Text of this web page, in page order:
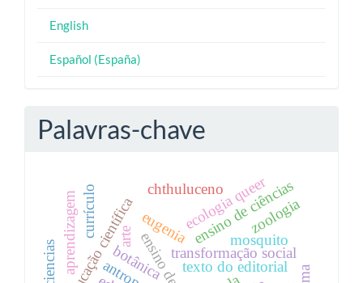
English
Español (España)
Palavras-chave
texto do editorial
eugenia
transformação social
ensino de ciências
educação científica
aprendizagem ecologia queer
mosquito
chthuluceno
botânica
currículo zoologia
arte